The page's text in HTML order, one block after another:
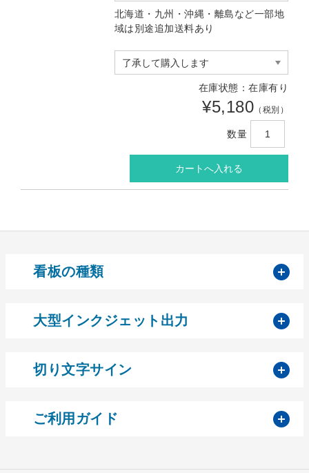
北海道・九州・沖縄・離島など一部地
域は別途追加送料あり
在庫状態：在庫有り
¥5,180 （税別）
数量
看板の種類
大型インクジェット出力
切り文字サイン
ご利用ガイド